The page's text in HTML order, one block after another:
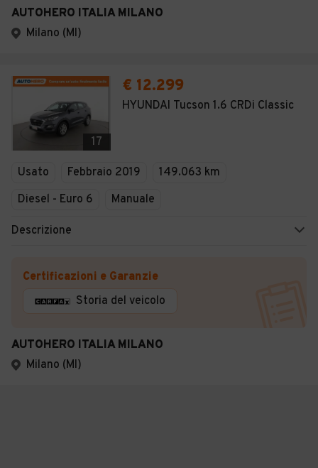
AUTOHERO ITALIA MILANO
Milano (MI)
17
€ 12.299
HYUNDAI Tucson 1.6 CRDi Classic
Usato Febbraio 2019
149.063 km
Diesel - Euro 6
Manuale
Descrizione
Certificazioni e Garanzie
Storia del veicolo
AUTOHERO ITALIA MILANO
Milano (MI)